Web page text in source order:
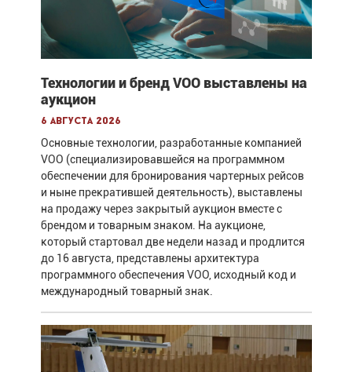
Технологии и бренд VOO выставлены на
аукцион
6 августа 2026
Основные технологии, разработанные компанией
VOO (специализировавшейся на программном
обеспечении для бронирования чартерных рейсов
и ныне прекратившей деятельность), выставлены
на продажу через закрытый аукцион вместе с
брендом и товарным знаком. На аукционе,
который стартовал две недели назад и продлится
до 16 августа, представлены архитектура
программного обеспечения VOO, исходный код и
международный товарный знак.